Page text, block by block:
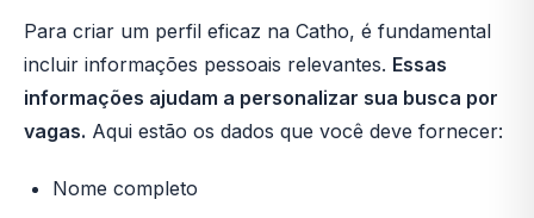
Para criar um perfil eficaz na Catho, é fundamental
incluir informações pessoais relevantes. Essas
informações ajudam a personalizar sua busca por
vagas. Aqui estão os dados que você deve fornecer:
Nome completo